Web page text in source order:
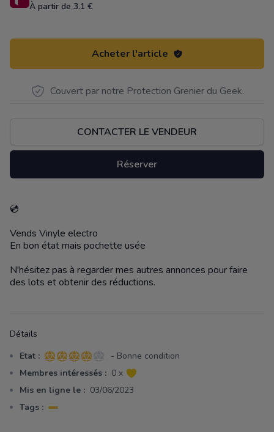
À partir de 3.1 €
Acheter l'article
Couvert par notre Protection Grenier du Geek.
CONTACTER LE VENDEUR
Réserver
Description
💿
Vends Vinyle electro
En bon état mais pochette usée
N'hésitez pas à regarder mes autres annonces pour faire
des lots et obtenir des réductions.
Détails
Etat : 4 sur 5 étoiles
- Bonne condition
Membres intéressés : 0 x
Mis en ligne le : 03/06/2023
Tags :